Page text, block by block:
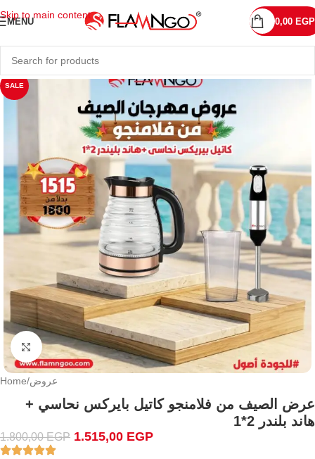
Skip to main content
MENU 0,00 EGP
SALE
Click to enlarge
Home/عروض
عرض الصيف من فلامنجو كاتيل بايركس نحاسي +
هاند بلندر 2*1
1.800,00EGP 1.515,00 EGP